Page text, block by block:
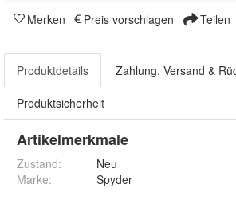
Merken Preis vorschlagen Teilen
Produktdetails Zahlung, Versand &
Produktsicherheit
Artikelmerkmale
Zustand:
Neu
Marke:
Spyder